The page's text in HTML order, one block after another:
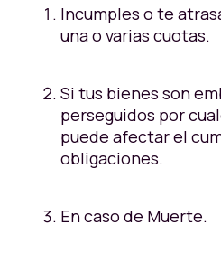
Incumples o te
una o varias cuotas.
Si tus bienes son
perseguidos por
puede afectar el
obligaciones.
En caso de Muerte.